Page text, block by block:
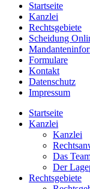
Startseite
Kanzlei
Rechtsgebiete
Scheidung
Formulare
Kontakt
Datenschutz
Impressum
Startseite
Kanzlei
Kanzlei
Das
Der
Rechtsgebiete